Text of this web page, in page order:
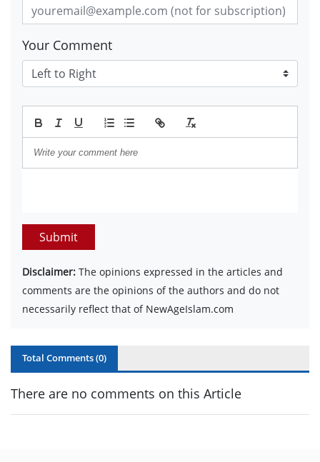
Your Comment
Submit
Disclaimer: The opinions expressed in the articles and
comments are the opinions of the authors and do not
necessarily reflect that of NewAgeIslam.com
Total Comments (0)
There are no comments on this Article